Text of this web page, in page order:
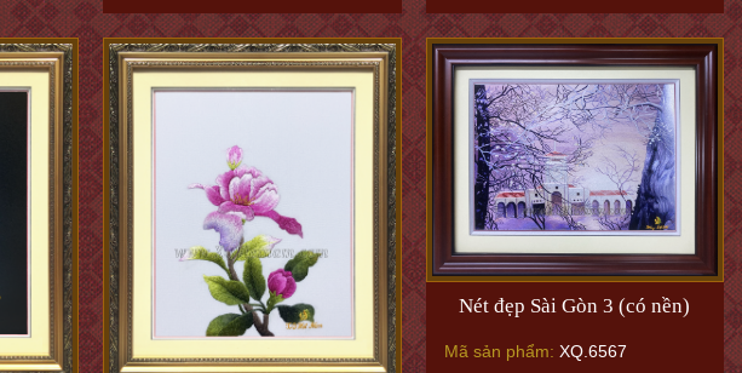
Nét đẹp Sài Gòn 3 (có nền)
Mã sản phẩm: XQ.6567